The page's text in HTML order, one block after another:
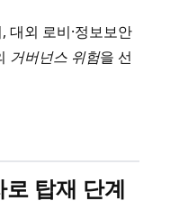
대외 로비·정보보안
거버넌스 위험을 선
탑재 단계